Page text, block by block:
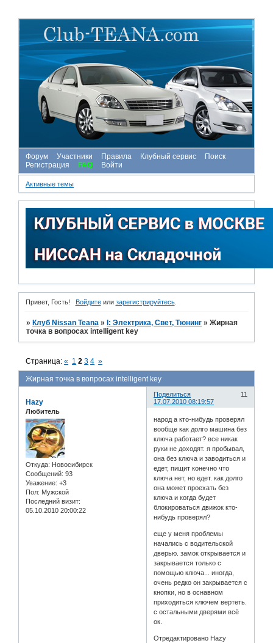
Форум Участники Правила Клубный сервис
Поиск
Регистрация
FAQ Войти
Активные темы
Привет, Гость! Войдитеили зарегистрируйтесь.
» Клуб Nissan Teana » I: Электрика, Свет, Тюнинг »Жирная
точка в вопросах intelligent key
Жирная точка в вопросах intelligent key
Страница:« 1 2 3 4 »
Поделиться
11
17.07.2010 08:19:57
Hazy
Любитель
Откуда: Новосибирск
Сообщений: 93
Уважение: +3
Пол: Мужской
Последний визит:
05.10.2010 20:00:22
народ а кто-нибудь проверял
вообще как долго машина без
ключа работает? все никак
руки не доходят. я пробывал,
она без ключа и заводиться и
едет, пищит конечно что
ключа нет, но едет. как долго
она может проехать без
ключа и когда будет
блокироваться движок кто-
нибудь проверял?
еще у меня проблемы
начались с водительской
дверью. замок открывается и
закрывается только с
помощью ключа... иногда,
очень редко он закрывается с
кнопки, но в оснавном
приходиться ключем вертеть.
с остальными дверями всё
ок.
Отредактировано Hazy